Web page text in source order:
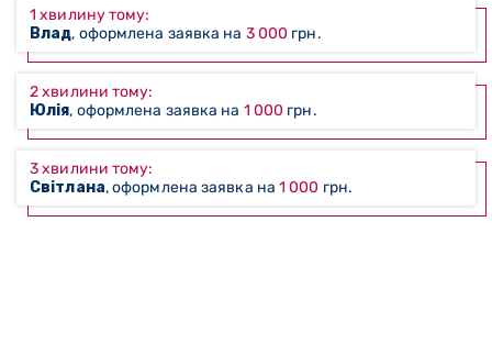
1 хвилину тому:
Влад, оформлена заявка на 3 000 грн.
2 хвилини тому:
Юлія, оформлена заявка на 1 000 грн.
3 хвилини тому:
Світлана, оформлена заявка на1 000 грн.